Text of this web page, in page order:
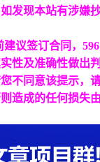
发现本站有涉嫌
建议签订合同，596
性及准确性做出
不同意该提示，
造成的任何损失